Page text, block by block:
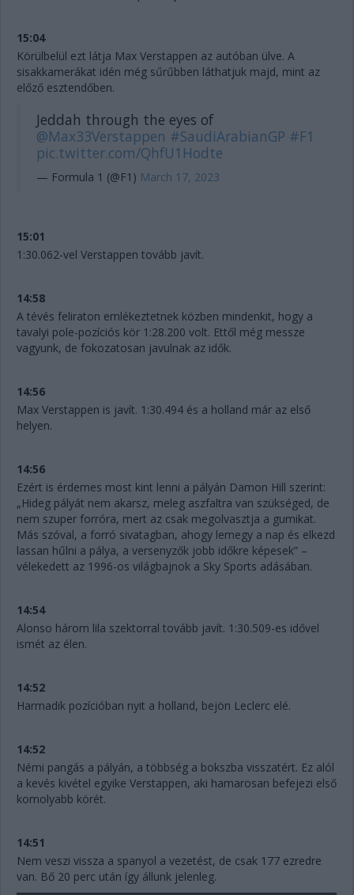
15:04
Körülbelül ezt látja Max Verstappen az autóban ülve. A
sisakkamerákat idén még sűrűbben láthatjuk majd, mint az
előző esztendőben.
Jeddah through the eyes of
@Max33Verstappen #SaudiArabianGP #F1
pic.twitter.com/QhfU1Hodte
— Formula 1 (@F1) March 17, 2023
15:01
1:30.062-vel Verstappen tovább javít.
14:58
A tévés feliraton emlékeztetnek közben mindenkit, hogy a
tavalyi pole-pozíciós kör 1:28.200 volt. Ettől még messze
vagyunk, de fokozatosan javulnak az idők.
14:56
Max Verstappen is javít. 1:30.494 és a holland már az első
helyen.
14:56
Ezért is érdemes most kint lenni a pályán Damon Hill szerint:
„Hideg pályát nem akarsz, meleg aszfaltra van szükséged, de
nem szuper forróra, mert az csak megolvasztja a gumikat.
Más szóval, a forró sivatagban, ahogy lemegy a nap és elkezd
lassan hűlni a pálya, a versenyzők jobb időkre képesek” –
vélekedett az 1996-os világbajnok a Sky Sports adásában.
14:54
Alonso három lila szektorral tovább javít. 1:30.509-es idővel
ismét az élen.
14:52
Harmadik pozícióban nyit a holland, bejön Leclerc elé.
14:52
Némi pangás a pályán, a többség a bokszba visszatért. Ez alól
a kevés kivétel egyike Verstappen, aki hamarosan befejezi első
komolyabb körét.
14:51
Nem veszi vissza a spanyol a vezetést, de csak 177 ezredre
van. Bő 20 perc után így állunk jelenleg.